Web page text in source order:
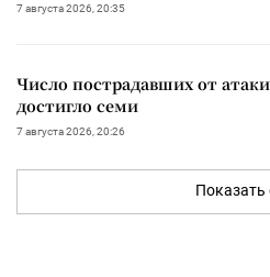
7 августа 2026, 20:35
Число пострадавших от
достигло семи
7 августа 2026, 20:26
Показать